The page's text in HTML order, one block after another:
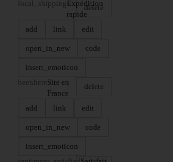
delete
local_shipping Expédition
rapide
add
link edit
open_in_new code
insert_emoticon
delete
beenhereSite en
France
add
link edit
open_in_new code
insert_emoticon